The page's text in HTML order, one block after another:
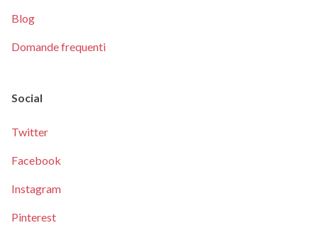
Blog
Domande frequenti
Social
Twitter
Facebook
Instagram
Pinterest